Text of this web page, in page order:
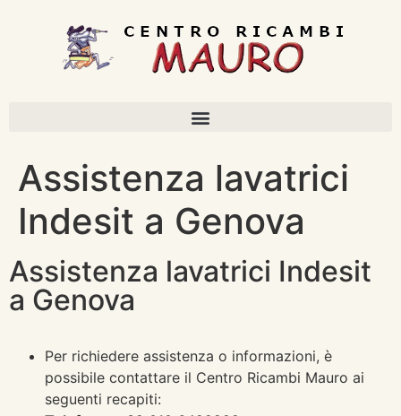
Assistenza lavatrici
Indesit a Genova
Assistenza lavatrici Indesit
a Genova
Per richiedere assistenza o informazioni, è
possibile contattare il Centro Ricambi Mauro ai
seguenti recapiti: